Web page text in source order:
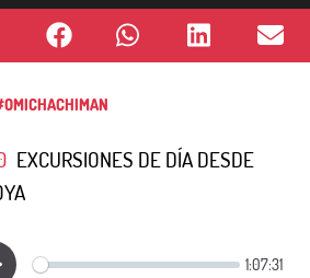
EXCURSIONES DE DÍA DESDE